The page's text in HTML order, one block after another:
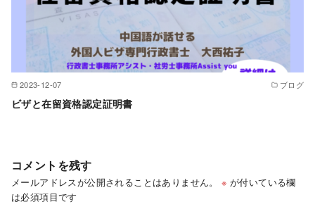
2023-12-07 ブログ
ビザと在留資格認定証明書
コメントを残す
メールアドレスが公開されることはありません。 ※ が付いている欄
は必須項目です